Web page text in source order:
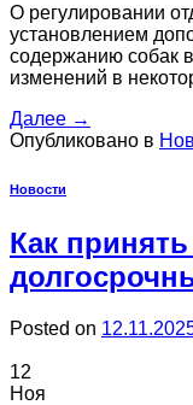
О регулировании
установлением
содержанию собак
изменений в
Далее →
Опубликовано в
Новости
Как
Posted on
12
Ноя